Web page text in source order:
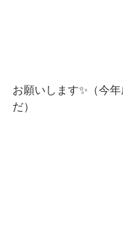
お願いします✨（今
だ）